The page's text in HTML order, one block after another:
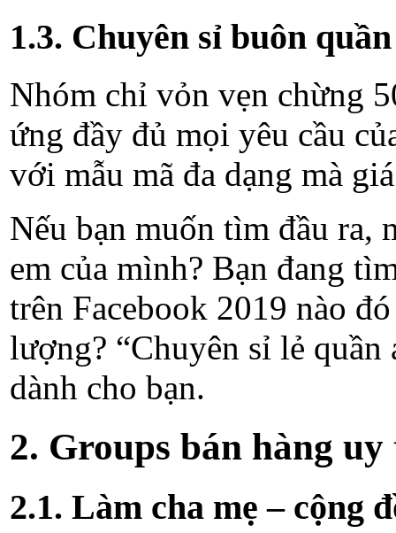
1.3. Chuyên sỉ buôn
Nhóm chỉ vỏn vẹn chừng
ứng đầy đủ mọi yêu cầu
với mẫu mã đa dạng mà
Nếu bạn muốn tìm đầu ra,
em của mình? Bạn đang
trên Facebook 2019 nào
lượng? “Chuyên sỉ lẻ
dành cho bạn.
2. Groups bán hàng
2.1. Làm cha mẹ – cộng